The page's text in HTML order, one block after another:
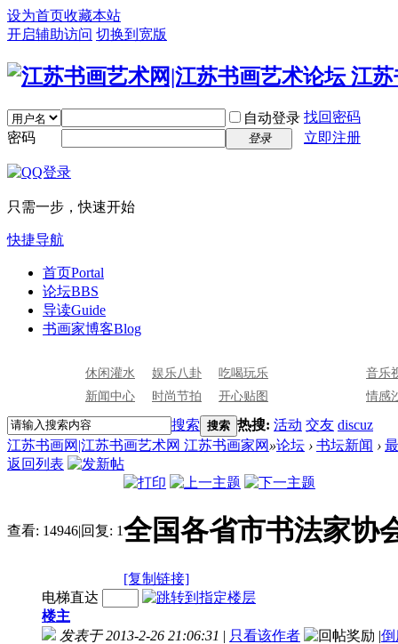
设为首页收藏本站
开启辅助访问 切换到宽版
自动登录 找回密码
密码
登录 立即注册
只需一步，快速开始
快捷导航
首页Portal
论坛BBS
导读Guide
书画家博客Blog
休闲灌水 娱乐八卦
吃喝玩乐
新闻中心
时尚节拍 开心贴图
音乐
情感
搜索 搜索 热搜: 活动 交友 discuz
江苏书画网|江苏书画艺术网 江苏书画家网 »论坛 › 书坛新闻 ›
返回列表
查看: 14946|回复: 1全国各省市书法家协
[复制链接]
电梯直达
楼主
发表于 2013-2-26 21:06:31 | 只看该作者 |倒